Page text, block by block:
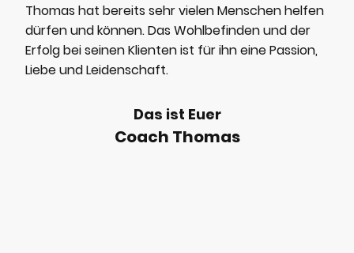
Thomas hat bereits sehr vielen Menschen helfen
dürfen und können. Das Wohlbefinden und der
Erfolg bei seinen Klienten ist für ihn eine Passion,
Liebe und Leidenschaft.
Das ist Euer
Coach Thomas